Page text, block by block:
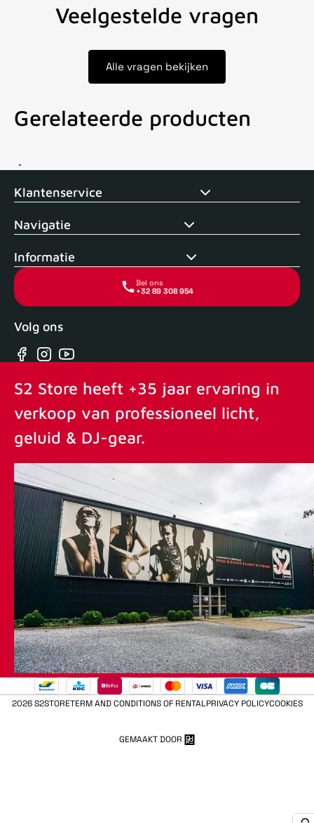
Veelgestelde vragen
Alle vragen bekijken
Gerelateerde producten
Voor 15uur besteld, zelfde dag verstuurd Echte winkel +35
Klantenservice
Navigatie
Informatie
Bel ons
+32 89 308 954
Volg ons
Facebook
Instagram
YouTube
S2 Store heeft +35 jaar ervaring in
verkoop van professioneel licht,
geluid & DJ-gear.
2026 S2STORETERM AND CONDITIONS OF RENTALPRIVACY POLICYCOOKIES
GEMAAKT DOOR